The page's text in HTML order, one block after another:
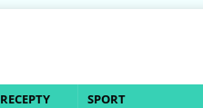
RECEPTY SPORT